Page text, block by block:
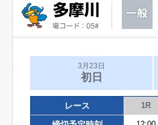
3月23日
初日
レース 1R